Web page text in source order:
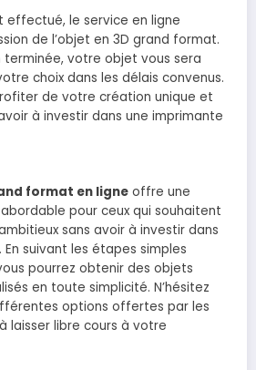
effectué, le service en ligne
de l’objet en 3D grand format.
terminée, votre objet vous sera
choix dans les délais convenus.
de votre création unique et
à investir dans une imprimante
format en ligne offre une
pour ceux qui souhaitent
sans avoir à investir dans
suivant les étapes simples
pourrez obtenir des objets
en toute simplicité. N’hésitez
options offertes par les
laisser libre cours à votre